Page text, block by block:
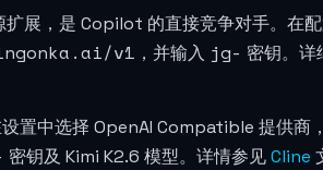
展，是 Copilot 的直接竞争对手。在
v1 ，并输入 jg- 密钥。详
置中选择 OpenAI Compatible 提供商
密钥及 Kimi K2.6 模型。详情参见Cline